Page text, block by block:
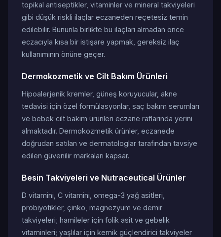
topikal antiseptikler, vitaminler ve mineral takviyeleri
gibi düşük riskli ilaçlar eczaneden reçetesiz temin
edilebilir. Bununla birlikte bu ilaçları almadan önce
eczacıyla kısa bir istişare yapmak, gereksiz ilaç
kullanımının önüne geçer.
Dermokozmetik ve Cilt Bakım Ürünleri
Hipoalerjenik kremler, güneş koruyucular, akne
tedavisi için özel formülasyonlar, saç bakım serumları
ve bebek cilt bakım ürünleri eczane raflarında yerini
almaktadır. Dermokozmetik ürünler, eczanede
doğrudan satılan ve dermatologlar tarafından tavsiye
edilen güvenilir markaları kapsar.
Besin Takviyeleri ve Nutraceutical Ürünler
D vitamini, C vitamini, omega-3 yağ asitleri,
probiyotikler, çinko, magnezyum ve demir
takviyeleri; hamileler için folik asit ve gebelik
vitaminleri; yaşlılar için kemik güçlendirici takviyeler